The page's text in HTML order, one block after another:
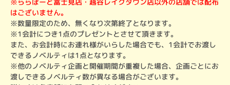
※ららぽーと富士見店・越谷レイクタウン店以外の店舗では配布
はございません。
※数量限定のため、無くなり次第終了となります。
※1会計につき1点のプレゼントとさせて頂きます。
また、お会計時にお連れ様がいらした場合でも、1会計でお渡し
できるノベルティは1点となります。
※他のノベルティ企画と開催期間が重複した場合、企画ごとにお
渡しできるノベルティ数が異なる場合がございます。